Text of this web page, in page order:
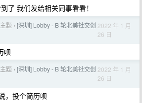
了 我们发给相关同事看看！
题 › [深圳] Lobby - B 轮北美社交创 2022 年 1 月
26 日
呗
题 › [深圳] Lobby - B 轮北美社交创 2022 年 1 月
26 日
，投个简历呗